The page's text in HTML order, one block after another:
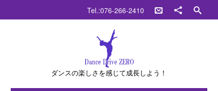
Tel.:076-266-2410
ダンスの楽しさを感じて成長しよう！